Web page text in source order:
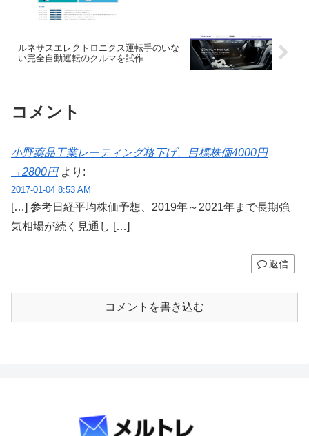
ルネサスエレクトロニクス運転手のいな
い完全自動運転のクルマを試作
コメント
小野薬品工業レーティング格下げ、目標株価4000円
→2800円 より:
2017-01-04 8:53 AM
[…] 参考日経平均株価予想、2019年～2021年まで長期強
気相場が続く見通し […]
返信
コメントを書き込む